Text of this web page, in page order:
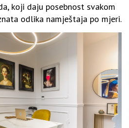
koji daju posebnost svakom
odlika namještaja po mjeri.